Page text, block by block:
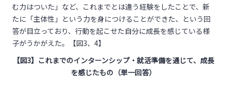
む力はついた」など、これまでとは違う経験をしたことで、新
たに「主体性」という力を身につけることができた、という回
答が目立っており、行動を起こせた自分に成長を感じている様
子がうかがえた。【図3、4】
【図3】これまでのインターンシップ・就活準備を通じて、成長
を感じたもの（単一回答）